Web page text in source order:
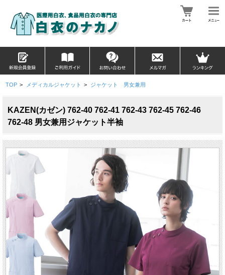
TOP > メディカルジャケット > ジャケット 男女兼用
KAZEN(カゼン) 762-40 762-41 762-43 762-45 762-46
762-48 男女兼用ジャケット半袖